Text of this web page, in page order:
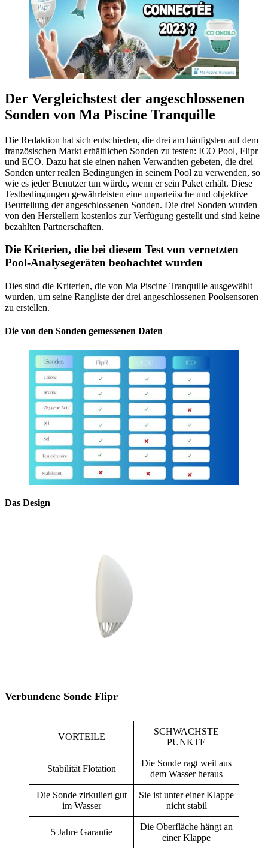
Der Vergleichstest der angeschlossenen
Sonden von Ma Piscine Tranquille
Die Redaktion hat sich entschieden, die drei am häufigsten auf dem
französischen Markt erhältlichen Sonden zu testen: ICO Pool, Flipr
und ECO. Dazu hat sie einen nahen Verwandten gebeten, die drei
Sonden unter realen Bedingungen in seinem Pool zu verwenden, so
wie es jeder Benutzer tun würde, wenn er sein Paket erhält. Diese
Testbedingungen gewährleisten eine unparteiische und objektive
Beurteilung der angeschlossenen Sonden. Die drei Sonden wurden
von den Herstellern kostenlos zur Verfügung gestellt und sind keine
bezahlten Partnerschaften.
Die Kriterien, die bei diesem Test von vernetzten
Pool-Analysegeräten beobachtet wurden
Dies sind die Kriterien, die von Ma Piscine Tranquille ausgewählt
wurden, um seine Rangliste der drei angeschlossenen Poolsensoren
zu erstellen.
Die von den Sonden gemessenen Daten
Das Design
Verbundene Sonde Flipr
VORTEILE
SCHWACHSTE
PUNKTE
Stabilität Flotation
Die Sonde ragt weit aus
dem Wasser heraus
Die Sonde zirkuliert gut
im Wasser
Sie ist unter einer Klappe
nicht stabil
5 Jahre Garantie
Die Oberfläche hängt an
einer Klappe